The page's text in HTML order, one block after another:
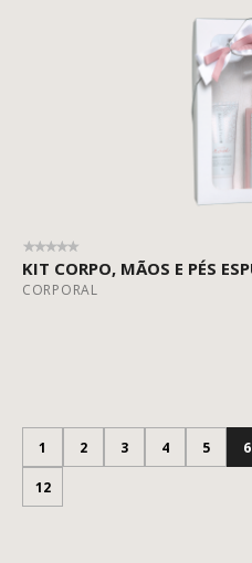
KIT CORPO, MÃOS E PÉS
CORPORAL
1 2 3 4 5 6
12